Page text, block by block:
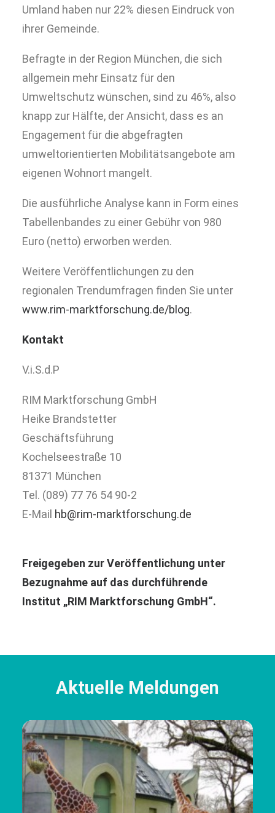
Umland haben nur 22% diesen Eindruck von
ihrer Gemeinde.
Befragte in der Region München, die sich
allgemein mehr Einsatz für den
Umweltschutz wünschen, sind zu 46%, also
knapp zur Hälfte, der Ansicht, dass es an
Engagement für die abgefragten
umweltorientierten Mobilitätsangebote am
eigenen Wohnort mangelt.
Die ausführliche Analyse kann in Form eines
Tabellenbandes zu einer Gebühr von 980
Euro (netto) erworben werden.
Weitere Veröffentlichungen zu den
regionalen Trendumfragen finden Sie unter
www.rim-marktforschung.de/blog.
Kontakt
V.i.S.d.P
RIM Marktforschung GmbH
Heike Brandstetter
Geschäftsführung
Kochelseestraße 10
81371 München
Tel. (089) 77 76 54 90-2
E-Mail hb@rim-marktforschung.de
Freigegeben zur Veröffentlichung unter
Bezugnahme auf das durchführende
Institut „RIM Marktforschung GmbH“.
Aktuelle Meldungen